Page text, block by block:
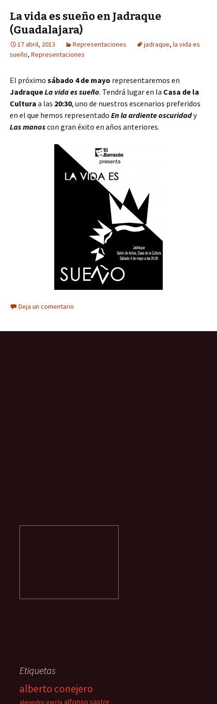
La vida es sueño en Jadraque
(Guadalajara)
17 abril, 2013 Representaciones jadraque, la vida es
sueño, Representaciones
El próximo sábado 4 de mayo representaremos en
JadraqueLa vida es sueño. Tendrá lugar en la Casa de la
Cultura a las 20:30, uno de nuestros escenarios preferidos
en el que hemos representado En la ardiente oscuridady
Las manoscon gran éxito en años anteriores.
Deja un comentario
Etiquetas
alberto conejero
alfonso sastre